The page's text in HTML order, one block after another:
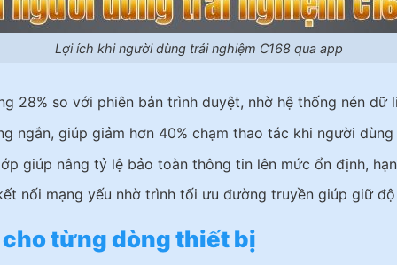
Lợi ích khi người dùng trải nghiệm C168 qua app
28% so với phiên bản trình duyệt, nhờ hệ thống nén
ngắn, giúp giảm hơn 40% chạm thao tác khi người
giúp nâng tỷ lệ bảo toàn thông tin lên mức ổn định,
nối mạng yếu nhờ trình tối ưu đường truyền giúp giữ
từng dòng thiết bị